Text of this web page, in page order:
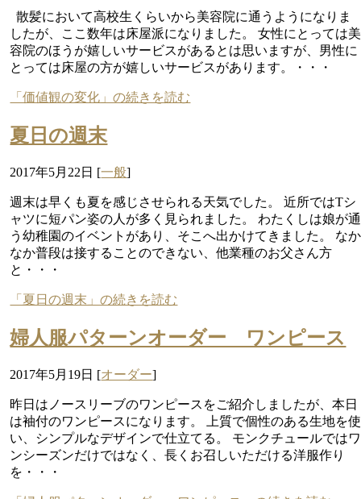
散髪において高校生くらいから美容院に通うようになりま
したが、ここ数年は床屋派になりました。 女性にとっては美
容院のほうが嬉しいサービスがあるとは思いますが、男性に
とっては床屋の方が嬉しいサービスがあります。・・・
「価値観の変化」の続きを読む
夏日の週末
2017年5月22日 [一般]
週末は早くも夏を感じさせられる天気でした。 近所ではTシ
ャツに短パン姿の人が多く見られました。 わたくしは娘が通
う幼稚園のイベントがあり、そこへ出かけてきました。 なか
なか普段は接することのできない、他業種のお父さん方
と・・・
「夏日の週末」の続きを読む
婦人服パターンオーダー ワンピース
2017年5月19日 [オーダー]
昨日はノースリーブのワンピースをご紹介しましたが、本日
は袖付のワンピースになります。 上質で個性のある生地を使
い、シンプルなデザインで仕立てる。 モンクチュールではワ
ンシーズンだけではなく、長くお召しいただける洋服作り
を・・・